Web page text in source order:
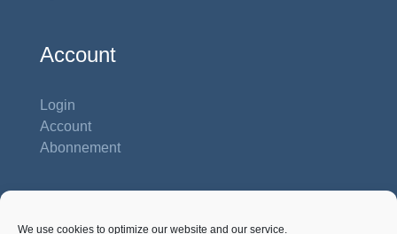
We use cookies to optimize our website and our service.
Account
Login
Account
Abonnement
Contactgegevens